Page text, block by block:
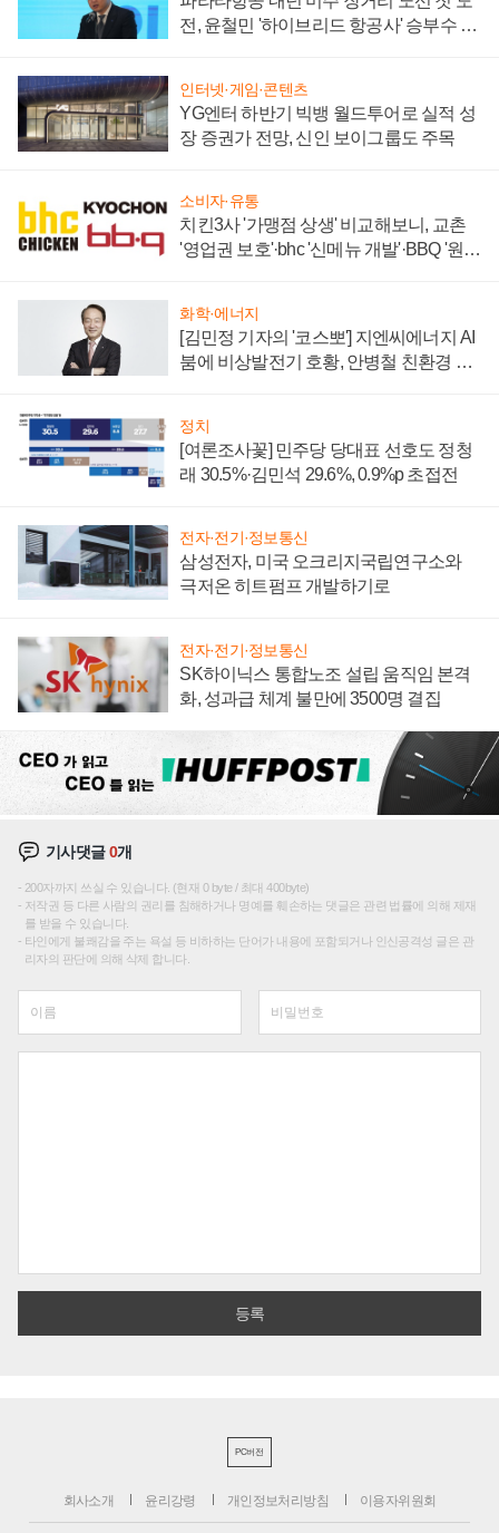
전, 윤철민 '하이브리드 항공사' 승부수 통
인터넷·게임·콘텐츠
YG엔터 하반기 빅뱅 월드투어로 실적 성
장 증권가 전망, 신인 보이그룹도 주목
소비자·유통
치킨3사 '가맹점 상생' 비교해보니, 교촌
'영업권 보호'·bhc '신메뉴 개발'·BBQ '원가
화학·에너지
[김민정 기자의 '코스뽀'] 지엔씨에너지 AI
붐에 비상발전기 호황, 안병철 친환경 에
정치
[여론조사꽃] 민주당 당대표 선호도 정청
래 30.5%·김민석 29.6%, 0.9%p 초접전
전자·전기·정보통신
삼성전자, 미국 오크리지국립연구소와
극저온 히트펌프 개발하기로
전자·전기·정보통신
SK하이닉스 통합노조 설립 움직임 본격
화, 성과급 체계 불만에 3500명 결집
기사댓글0개
200자까지 쓰실 수 있습니다. (현재 0 byte / 최대 400byte)
저작권 등 다른 사람의 권리를 침해하거나 명예를 훼손하는 댓글은 관련 법률에 의해 제재
를 받을 수 있습니다.
타인에게 불쾌감을 주는 욕설 등 비하하는 단어가 내용에 포함되거나 인신공격성 글은 관
리자의 판단에 의해 삭제 합니다.
PC버전
회사소개 윤리강령 개인정보처리방침 이용자위원회